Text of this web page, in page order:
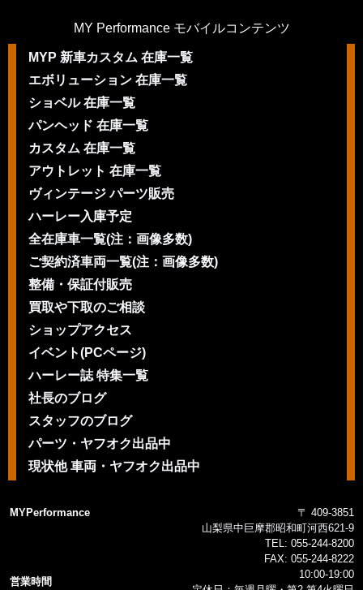
MY Performance モバイルコンテンツ
MYP 新車カスタム 在庫一覧
エボリューション 在庫一覧
ショベル 在庫一覧
パンヘッド 在庫一覧
カスタム 在庫一覧
アウトレット 在庫一覧
ヴィンテージ パーツ販売
ハーレー入庫予定
全在庫車一覧(注：画像多数)
ご契約済車両一覧(注：画像多数)
整備・保証付販売
買取や下取のご相談
ショップアクセス
イベント(PCページ)
ハーレー誌 特集一覧
社長のブログ
スタッフのブログ
パーツ・ヤフオク出品中
現状他 車両・ヤフオク出品中
MYPerformance
〒 409-3851
山梨県中巨摩郡昭和町河西621-9
TEL: 055-244-8200
FAX: 055-244-8222
営業時間
10:00-19:00